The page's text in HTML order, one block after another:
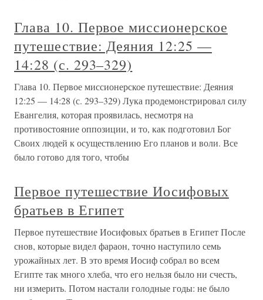
Глава 10. Первое миссионерское
путешествие: Деяния 12:25 —
14:28 (с. 293–329)
Глава 10. Первое миссионерское путешествие: Деяния
12:25 — 14:28 (с. 293–329) Лука продемонстрировал силу
Евангелия, которая проявилась, несмотря на
противостояние оппозиции, и то, как подготовил Бог
Своих людей к осуществлению Его планов и воли. Все
было готово для того, чтобы
Первое путешествие Иосифовых
братьев в Египет
Первое путешествие Иосифовых братьев в Египет После
снов, которые видел фараон, точно наступило семь
урожайных лет. В это время Иосиф собрал во всем
Египте так много хлеба, что его нельзя было ни счесть,
ни измерить. Потом настали голодные годы: не было